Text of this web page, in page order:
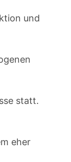
und
statt.
eher